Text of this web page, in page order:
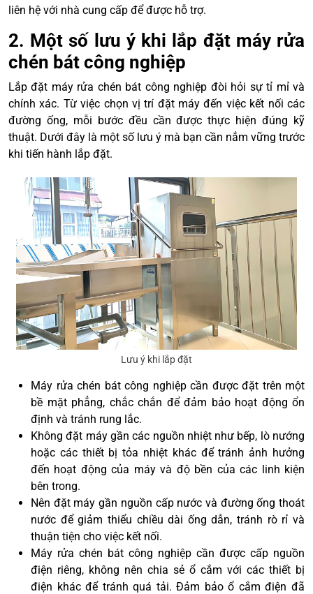
liên hệ với nhà cung cấp để được hỗ trợ.
2. Một số lưu ý khi lắp đặt máy rửa
chén bát công nghiệp
Lắp đặt máy rửa chén bát công nghiệp đòi hỏi sự tỉ mỉ và
chính xác. Từ việc chọn vị trí đặt máy đến việc kết nối các
đường ống, mỗi bước đều cần được thực hiện đúng kỹ
thuật. Dưới đây là một số lưu ý mà bạn cần nắm vững trước
khi tiến hành lắp đặt.
Lưu ý khi lắp đặt
Máy rửa chén bát công nghiệp cần được đặt trên một
bề mặt phẳng, chắc chắn để đảm bảo hoạt động ổn
định và tránh rung lắc.
Không đặt máy gần các nguồn nhiệt như bếp, lò nướng
hoặc các thiết bị tỏa nhiệt khác để tránh ảnh hưởng
đến hoạt động của máy và độ bền của các linh kiện
bên trong.
Nên đặt máy gần nguồn cấp nước và đường ống thoát
nước để giảm thiểu chiều dài ống dẫn, tránh rò rỉ và
thuận tiện cho việc kết nối.
Máy rửa chén bát công nghiệp cần được cấp nguồn
điện riêng, không nên chia sẻ ổ cắm với các thiết bị
điện khác để tránh quá tải. Đảm bảo ổ cắm điện đã